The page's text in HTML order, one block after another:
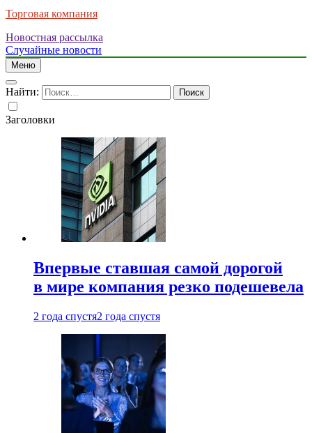
Торговая компания
Новостная рассылка
Случайные новости
Меню
Найти:
Заголовки
Впервые ставшая самой дорогой
в мире компания резко подешевела
2 года спустя2 года спустя